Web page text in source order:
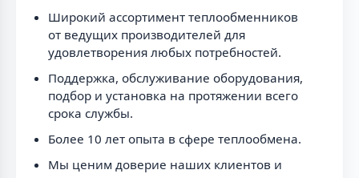
Широкий ассортимент теплообменников
от ведущих производителей для
удовлетворения любых потребностей.
Поддержка, обслуживание оборудования,
подбор и установка на протяжении всего
срока службы.
Более 10 лет опыта в сфере теплообмена.
Мы ценим доверие наших клиентов и